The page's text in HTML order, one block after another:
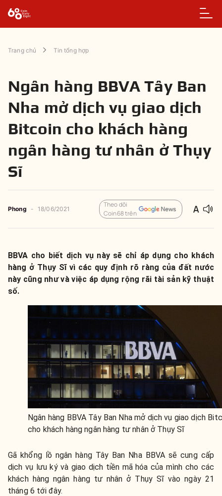
Trang chủ Tin tổng hợp
Ngân hàng BBVA Tây Ban
Nha mở dịch vụ giao dịch
Bitcoin cho khách hàng
ngân hàng tư nhân ở Thụy
Sĩ
Phong - 18/06/2021
Theo dõi
Coin68 trên
BBVA cho biết dịch vụ này sẽ chỉ áp dụng cho khách
hàng ở Thụy Sĩ vì các quy định rõ ràng của đất nước
này cũng như và việc áp dụng rộng rãi tài sản kỹ thuật
số.
Ngân hàng BBVA Tây Ban Nha mở dịch vụ giao dịch
cho khách hàng ngân hàng tư nhân ở Thụy Sĩ
Gã khổng lồ ngân hàng Tây Ban Nha BBVA sẽ cung cấp
dịch vụ lưu ký và giao dịch tiền mã hóa của mình cho các
khách hàng ngân hàng tư nhân ở Thụy Sĩ vào ngày 21
tháng 6 tới đây.